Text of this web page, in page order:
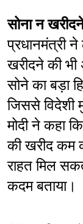
सोना न
प्रधानमंत्री
खरीदने की भी
सोने का बड़ा
जिससे विदेशी
मोदी ने कहा
की खरीद कम
राहत मिल
कदम बताया।